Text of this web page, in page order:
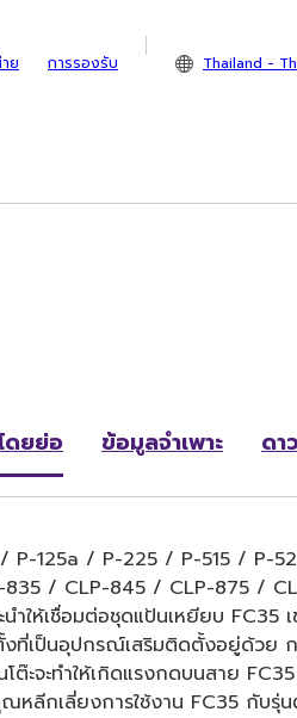
ย การรองรับ Thailand -
ดยย่อ ข้อมูลจำเพาะ ดา
/ P-125a / P-225 / P-515 / P-
/ CLP-845 / CLP-875 /
ำให้เชื่อมต่อชุดแป้นเหยียบ FC35
ที่เป็นอุปกรณ์เสริมติดตั้งอยู่ด้วย ก
ต๊ะจะทำให้เกิดแรงกดบนสาย
หลีกเลี่ยงการใช้งาน FC35 กับรุ่